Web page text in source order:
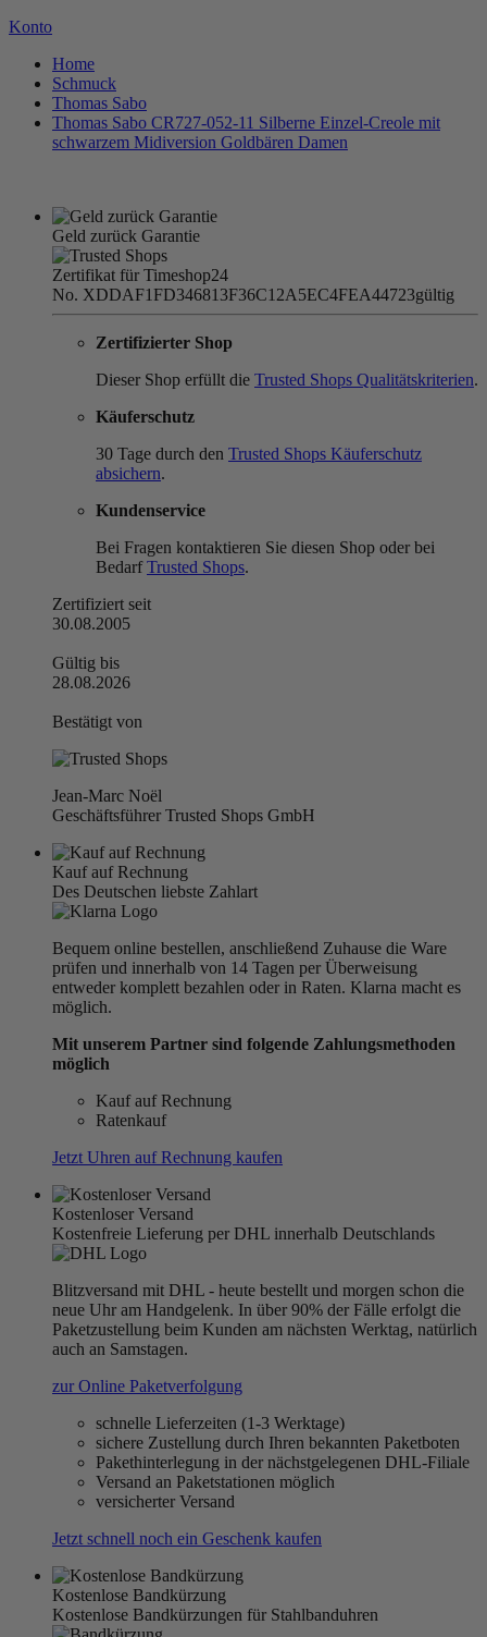
Konto
Home
Schmuck
Thomas Sabo
Thomas Sabo CR727-052-11 Silberne Einzel-Creole mit
schwarzem Midiversion Goldbären Damen
Geld zurück Garantie
Zertifikat für Timeshop24
No. XDDAF1FD346813F36C12A5EC4FEA44723gültig
Zertifizierter Shop
Dieser Shop erfüllt die Trusted Shops Qualitätskriterien.
Käuferschutz
30 Tage durch den Trusted Shops Käuferschutz
absichern.
Kundenservice
Bei Fragen kontaktieren Sie diesen Shop oder bei
BedarfTrusted Shops.
Zertifiziert seit
30.08.2005
Gültig bis
28.08.2026
Bestätigt von
Jean-Marc Noël
Geschäftsführer Trusted Shops GmbH
Kauf auf Rechnung
Des Deutschen liebste Zahlart
Bequem online bestellen, anschließend Zuhause die Ware
prüfen und innerhalb von 14 Tagen per Überweisung
entweder komplett bezahlen oder in Raten. Klarna macht es
möglich.
Mit unserem Partner sind folgende Zahlungsmethoden
möglich
Kauf auf Rechnung
Ratenkauf
Jetzt Uhren auf Rechnung kaufen
Kostenloser Versand
Kostenfreie Lieferung per DHL innerhalb Deutschlands
Blitzversand mit DHL - heute bestellt und morgen schon die
neue Uhr am Handgelenk. In über 90% der Fälle erfolgt die
Paketzustellung beim Kunden am nächsten Werktag, natürlich
auch an Samstagen.
zur Online Paketverfolgung
schnelle Lieferzeiten (1-3 Werktage)
sichere Zustellung durch Ihren bekannten Paketboten
Pakethinterlegung in der nächstgelegenen DHL-Filiale
Versand an Paketstationen möglich
versicherter Versand
Jetzt schnell noch ein Geschenk kaufen
Kostenlose Bandkürzung
Kostenlose Bandkürzungen für Stahlbanduhren